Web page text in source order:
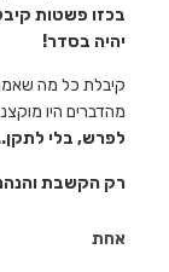
בכזו פשטות
יהיה בסדר!
קיבלת כל מה
מהדברים היו
לפרש, בלי לתקן..
רק הקשבת
אחת